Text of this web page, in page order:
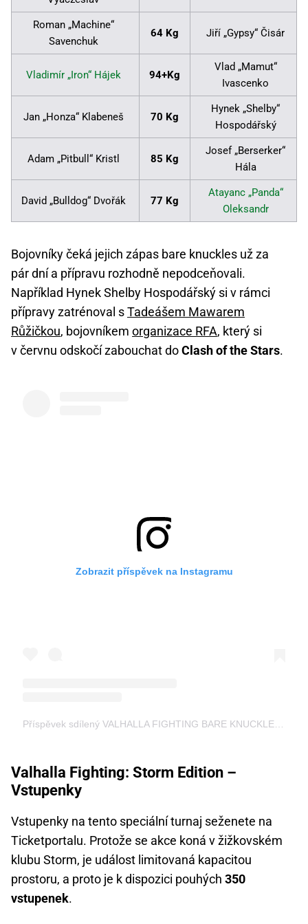
Roman „Machine“
Savenchuk
64 Kg Jiří „Gypsy“ Čisár
Vladimír „Iron“ Hájek 94+Kg
Vlad „Mamut“
Ivascenko
Jan „Honza“ Klabeneš 70 Kg
Hynek „Shelby“
Hospodářský
Adam „Pitbull“ Kristl 85 Kg
Josef „Berserker“
Hála
David „Bulldog“ Dvořák 77 Kg
Atayanc „Panda“
Oleksandr
Bojovníky čeká jejich zápas bare knuckles už za
pár dní a přípravu rozhodně nepodceňovali.
Například Hynek Shelby Hospodářský si v rámci
přípravy zatrénoval sTadeášem Mawarem
Růžičkou, bojovníkem organizace RFA, který si
v červnu odskočí zabouchat doClash of the Stars.
Zobrazit příspěvek na Instagramu
Valhalla Fighting: Storm Edition –
Vstupenky
Vstupenky na tento speciální turnaj seženete na
Ticketportalu. Protože se akce koná v žižkovském
klubu Storm, je událost limitovaná kapacitou
prostoru, a proto je k dispozici pouhých 350
vstupenek.